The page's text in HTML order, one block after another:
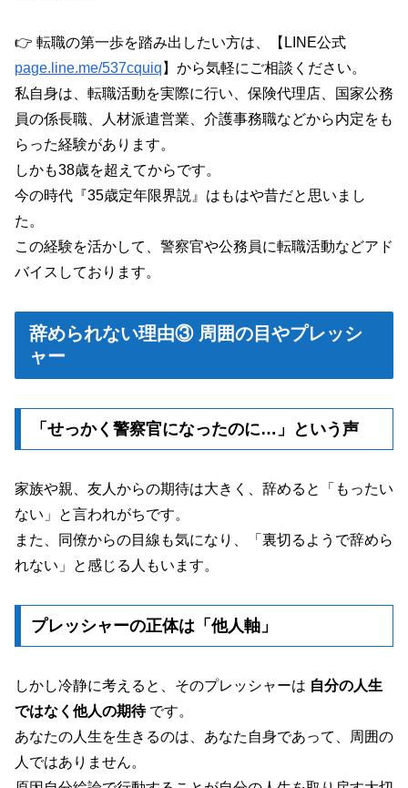
👉 転職の第一歩を踏み出したい方は、【LINE公式
page.line.me/537cquiq 】から気軽にご相談ください。
私自身は、転職活動を実際に行い、保険代理店、国家公務
員の係長職、人材派遣営業、介護事務職などから内定をも
らった経験があります。
しかも38歳を超えてからです。
今の時代『35歳定年限界説』はもはや昔だと思いまし
た。
この経験を活かして、警察官や公務員に転職活動などアド
バイスしております。
辞められない理由③ 周囲の目やプレッシ
ャー
「せっかく警察官になったのに…」という声
家族や親、友人からの期待は大きく、辞めると「もったい
ない」と言われがちです。
また、同僚からの目線も気になり、「裏切るようで辞めら
れない」と感じる人もいます。
プレッシャーの正体は「他人軸」
しかし冷静に考えると、そのプレッシャーは 自分の人生
ではなく他人の期待です。
あなたの人生を生きるのは、あなた自身であって、周囲の
人ではありません。